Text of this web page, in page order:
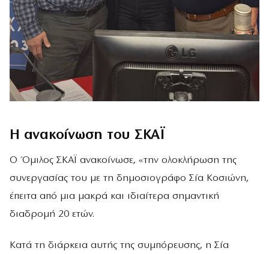
Η ανακοίνωση του ΣΚΑΪ
Ο Όμιλος ΣΚΑΪ ανακοίνωσε, «την ολοκλήρωση της
συνεργασίας του με τη δημοσιογράφο Σία Κοσιώνη,
έπειτα από μια μακρά και ιδιαίτερα σημαντική
διαδρομή 20 ετών.
Κατά τη διάρκεια αυτής της συμπόρευσης, η Σία